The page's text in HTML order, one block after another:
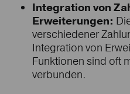
Integration von
Erweiterungen:
verschiedener
Integration von
Funktionen sind oft
verbunden.